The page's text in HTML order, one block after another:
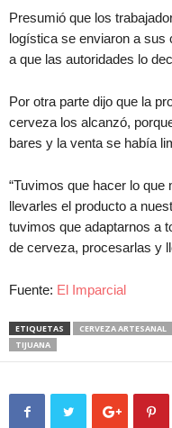
Presumió que los
logística se enviaron a sus
a que las autoridades lo
Por otra parte dijo que la
cerveza los alcanzó,
bares y la venta se había
“Tuvimos que hacer lo
llevarles el producto a
tuvimos que adaptarnos a
de cerveza, procesarlas y
Fuente: El Imparcial
ETIQUETAS CERVEZA ARTESANAL
TIJUANA